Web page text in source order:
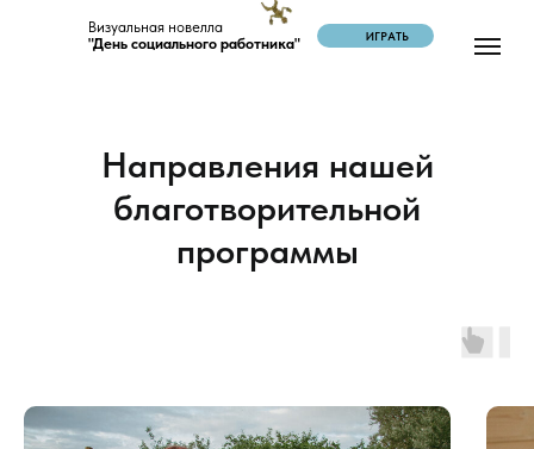
Визуальная новелла
"День социального работника"
ИГРАТЬ
Направления нашей
благотворительной
программы